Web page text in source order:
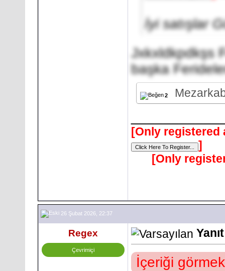
İyi satışlar
Jxkxldkpdkşs
başka
2
[Only registered
]
[Only
26 Şubat 2026, 22:37
Regex
Çevrimiçi
İçeriği